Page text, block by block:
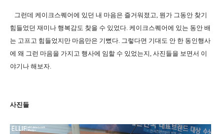
그런데 케이크스퀘어에 있던 내 마음은 즐거워졌고, 뭔가 그동안 찾기
힘들었던 재미나 행복감도 찾을 수 있었다. 케이크스퀘어에 있는 동안 배
는 고프고 힘들었지만 마음만은 기뻤다. 그렇다면 기대도 안 한 동인행사
에 왜 그런 마음을 가지고 행사에 임할 수 있었는지, 사진들을 보면서 이
야기나 해보자.
사진들